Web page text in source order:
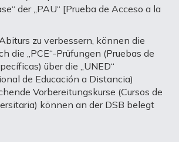
der „PAU“ [Prueba de Acceso a la
zu verbessern, können die
die „PCE“-Prüfungen (Pruebas de
über die „UNED“
de Educación a Distancia)
Vorbereitungskurse (Cursos de
können an der DSB belegt